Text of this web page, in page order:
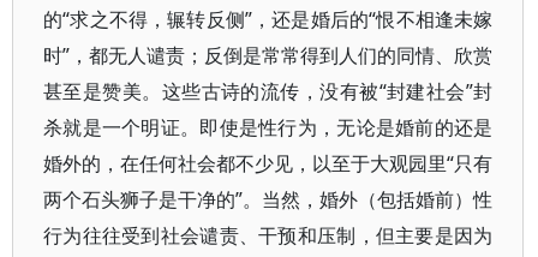
的“求之不得，辗转反侧”，还是婚后的“恨不相逢未嫁
时”，都无人谴责；反倒是常常得到人们的同情、欣赏
甚至是赞美。这些古诗的流传，没有被“封建社会”封
杀就是一个明证。即使是性行为，无论是婚前的还是
婚外的，在任何社会都不少见，以至于大观园里“只有
两个石头狮子是干净的”。当然，婚外（包括婚前）性
行为往往受到社会谴责、干预和压制，但主要是因为